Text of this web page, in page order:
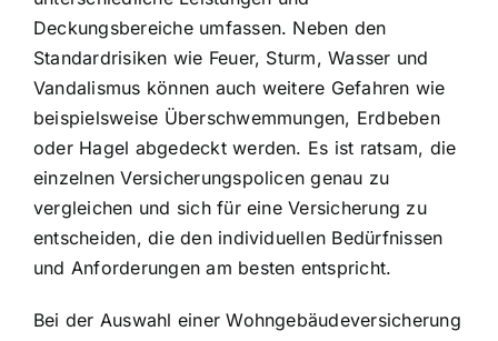
Deckungsbereiche umfassen. Neben den
Standardrisiken wie Feuer, Sturm, Wasser und
Vandalismus können auch weitere Gefahren wie
beispielsweise Überschwemmungen, Erdbeben
oder Hagel abgedeckt werden. Es ist ratsam, die
einzelnen Versicherungspolicen genau zu
vergleichen und sich für eine Versicherung zu
entscheiden, die den individuellen Bedürfnissen
und Anforderungen am besten entspricht.
Bei der Auswahl einer Wohngebäudeversicherung